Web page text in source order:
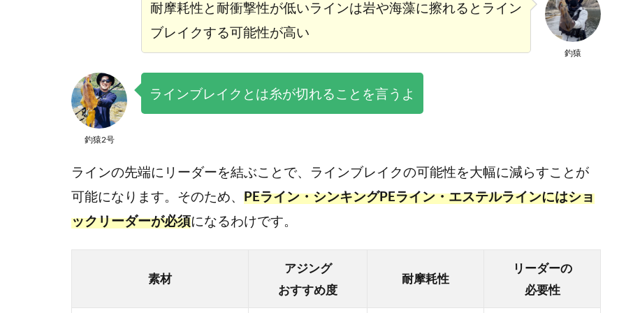
釣猿
耐摩耗性と耐衝撃性が低いラインは岩や海藻に擦れるとライン
ブレイクする可能性が高い
釣猿2号
ラインブレイクとは糸が切れることを言うよ
ラインの先端にリーダーを結ぶことで、ラインブレイクの可能性を大幅に減らすことが
可能になります。そのため、 PEライン・シンキングPEライン・エステルラインにはショ
ックリーダーが必須になるわけです。
素材
アジング
おすすめ度
耐摩耗性
リーダーの
必要性